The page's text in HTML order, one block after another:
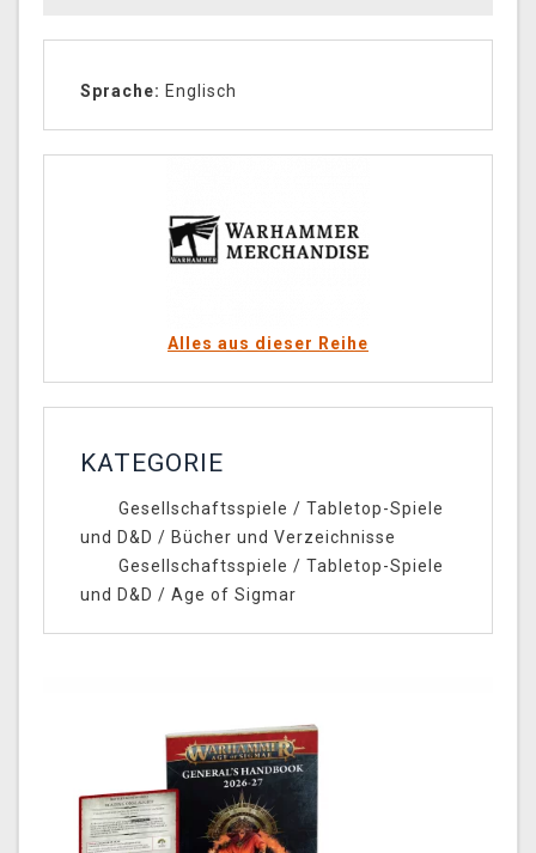
Sprache: Englisch
Alles aus dieser Reihe
KATEGORIE
Gesellschaftsspiele / Tabletop-Spiele
und D&D / Bücher und Verzeichnisse
Gesellschaftsspiele / Tabletop-Spiele
und D&D / Age of Sigmar